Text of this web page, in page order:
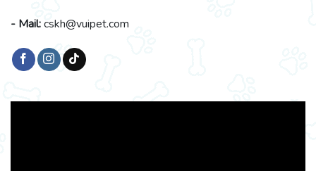
- Mail:cskh@vuipet.com